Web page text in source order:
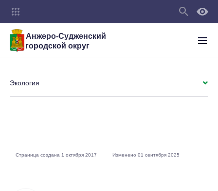
Анжеро-Судженский
городской округ
Экология
Страница создана 1 октября 2017 Изменено 01 сентября 2025